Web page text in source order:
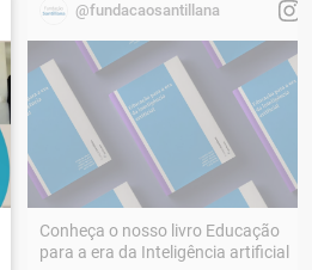
@fundacaosantillana
Conheça o nosso livro Educação
para a era da Inteligência artificial